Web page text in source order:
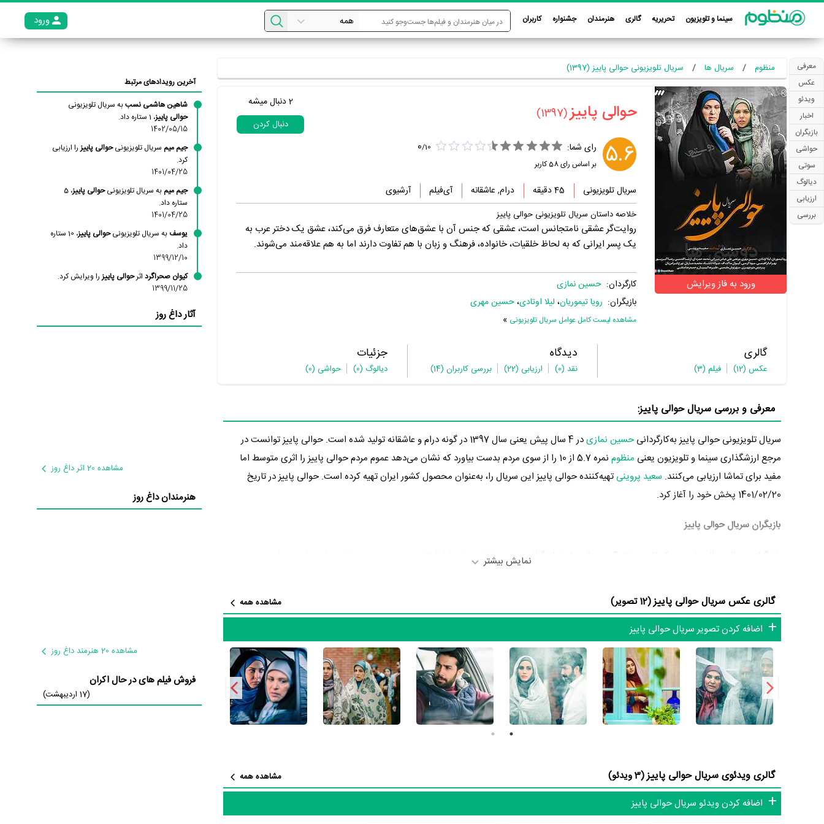
سینما و تلویزیون تحریریه گالری هنرمندان جشنواره کاربران ورود
معرفی
عکس
ویدئو
اخبار
بازیگران
حواشی
سوتی
دیالوگ
ارزیابی
بررسی
منظوم سریال ها سریال تلویزیونی حوالی پاییز (1397)
ورود به فاز ویرایش
‏حوالی پاییز‏(1397)
2دنبال میشه
دنبال کردن
5.6 رای شما: 0/10
بر اساس رای58کاربر
سریال تلویزیونی 45 دقیقه درام, عاشقانه آی‌فیلم آرشیوی
خلاصه داستان سریال تلویزیونی حوالی پاییز
روایت‌گر عشقی نامتجانس است، عشقی که جنس آن با عشق‌های متعارف فرق می‌کند، عشق یک دختر عرب به
یک پسر ایرانی که به لحاظ خلقیات، خانواده، فرهنگ و زبان با هم تفاوت دارند اما به هم علاقه‌مند می‌شوند.
کارگردان: حسین نمازی
بازیگران: رویا تیموریان، لیلا اوتادی،حسین مهری
مشاهده لیست کامل عوامل سریال تلویزیونی »
گالری
عکس (12) فیلم (3)
دیدگاه
نقد (0) ارزیابی (22) بررسی کاربران (14)
جزئیات
دیالوگ (0) حواشی (0)
معرفی و بررسی سریال حوالی پاییز:
سریال تلویزیونی حوالی پاییز به‌کارگردانیحسین نمازی
در 4 سال پیش یعنی سال 1397 در گونه درام و عاشقانه تولید شده است. حوالی پاییز توانست در
مرجع ارزشگذاری سینما و تلویزیون یعنی منظوم
نمره 5.7 از 10 را از سوی مردم بدست بیاورد که نشان می‌دهد عموم مردم حوالی پاییز را اثری متوسط اما
مفید برای تماشا ارزیابی می‌کنند. سعید پروینی تهیه‌کننده حوالی پاییز این سریال را، به‌عنوان محصول کشور ایران تهیه کرده است. حوالی پاییز در تاریخ
1401/02/20 پخش خود را آغاز کرد.
بازیگران سریال حوالی پاییز
بازیگران سریال حوالی پاییز چه کسانی هستند؟ در حوالی پاییز بازیگرانی چون رویا تیموریان
می‌توان حوالی پاییز را یک اثر پربازیگر عنوان کرد. از این‌لحاظ کارگردانی سریال حوالی پاییز باتوجه به بازی گرفتن از این تعداد بازیگر و مدیریت آنها کار بسیار
دشواری بوده است؛ باید بررسی کرد آیاحسین نمازیبه‌عنوان کارگردان و به‌عنوان بازیگردان و همچنین تیم بازیگری حوالی پاییز توانسته‌اند در این زمینه
موفق باشند و بازی‌های درخشانی را نمایش دهند؟
از دیگر بازیگران سریال حوالی پاییز می‌توان بهبهرام ابراهیمی،مونا کرمی،کیوان ساکت‌اف،جوانه دلشاد محمد ساربان،تورج فرامرزیان،پردیس منوچهریو
مهرنوش مقیمی اشاره کرد.
داستان سریال حوالی پاییز
از محتوا و داستان سریال حوالی پاییز چقدر اطلاع دارید؟ فیلم‌نامه حوالی پاییز توسطحسین نمازیبراساس طرحی ازمعصومه بیات
نوشته شده است.
نامتجانس است، عشقی که جنس آن با عشق‌های متعارف فرق می‌کند، عشق یک دختر عرب به یک پسر ایرانی که به لحاظ خلقیات، خانواده، فرهنگ و زبان با
هم تفاوت دارند اما به هم علاقه‌مند می‌شوند. »
سریال حوالی پاییز از نظر ساختار (فرم)، محتوا و محیط تولید، به آثار مختلفی شباهت دارد. با توجه به شاخص‌های متعدد و گوناگونی می‌توان گفت آثار مرتبط
نمایش بیشتر
گالری عکس سریال حوالی پاییز(12 تصویر) مشاهده همه
اضافه کردن تصویر سریال حوالی پاییز
گالری ویدئوی سریال حوالی پاییز(3 ویدئو) مشاهده همه
اضافه کردن ویدئو سریال حوالی پاییز
آخرین رویدادهای مرتبط
شاهین هاشمی نسببه سریال تلویزیونی
حوالی پاییز، 1 ستاره داد.
1402/05/15
جیم میمسریال تلویزیونیحوالی پاییزرا ارزیابی
کرد.
1401/04/25
جیم میمبه سریال تلویزیونیحوالی پاییز ، 5
ستاره داد.
1401/04/25
یوسف به سریال تلویزیونیحوالی پاییز
، 10 ستاره
داد.
1399/12/10
کیوان صحراگرداثرحوالی پاییزرا ویرایش کرد.
1399/11/25
آثار داغ روز
مشاهده 20 اثر داغ روز
هنرمندان داغ روز
مشاهده 20 هنرمند داغ روز
فروش فیلم های در حال اکران
(17 اردیبهشت)